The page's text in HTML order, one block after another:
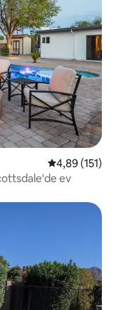
5 üzerinden
4,89 (151)
ev